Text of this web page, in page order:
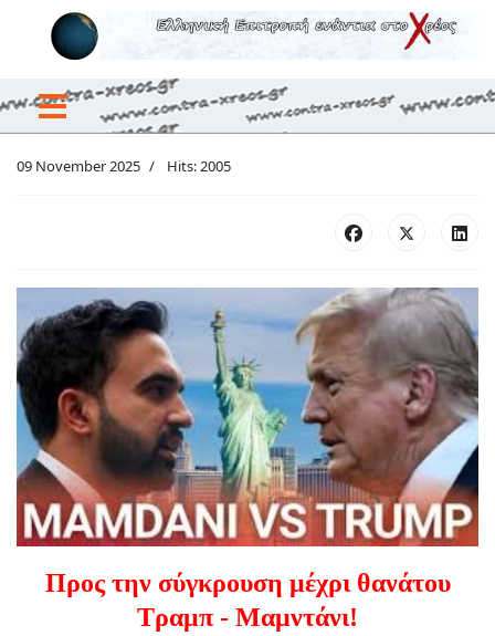
09 November 2025 Hits: 2005
Προς την σύγκρουση μέχρι θανάτου
Τραμπ - Μαμντάνι!